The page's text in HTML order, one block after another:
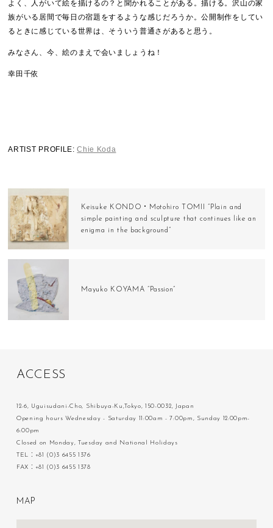
よく、人がいて絵を描けるの？と聞かれることがある。描ける。沢山の家
族がいる居間で毎日の宿題をするような感じだろうか。公開制作をしてい
るときに感じている世界は、そういう普通さがあると思う。
みなさん、今、絵のまえで会いましょうね！
幸田千依
ARTIST PROFILE:Chie Koda
Keisuke KONDO・Motohiro TOMII ”Plain and
simple painting and sculpture that continues like an
enigma in the background”
Mayuko KOYAMA “Passion”
ACC ESS
12-6, Uguisudani-Cho, Shibuya-Ku,Tokyo, 150-0032, Japan
Opening hours Wednesday - Saturday 11:00am - 7:00pm, Sunday 12:00pm-
6:00pm
Closed on Monday, Tuesday and National Holidays
TEL：+81 (0)3 6455 1376
FAX：+81 (0)3 6455 1378
M A P